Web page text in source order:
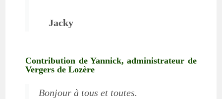
Jacky
Contribution de Yannick, administrateur de
Vergers de Lozère
Bonjour à tous et toutes.